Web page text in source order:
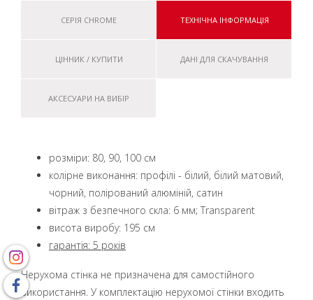
СЕРІЯ CHROME ТЕХНІЧНА ІНФОРМАЦІЯ
ЦІННИК / КУПИТИ ДАНІ ДЛЯ СКАЧУВАННЯ
АКСЕСУАРИ НА ВИБІР
розміри: 80, 90, 100 см
колірне виконання: профілі - білий, білий матовий,
чорний, полірований алюміній, сатин
вітраж з безпечного скла: 6 мм; Transparent
висота виробу: 195 см
гарантія: 5 років
Нерухома стінка не призначена для самостійного
використання. У комплектацію нерухомої стінки входить